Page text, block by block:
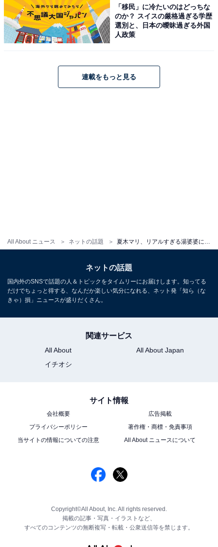
All About ニュース ネットの話題
「移民」に冷たいのはどっちな
のか？ スイスの厳格過ぎる学歴
選別と、日本の曖昧過ぎる外国
人政策
連載をもっと見る
ネットの話題
国内外のSNSで話題の人＆トピックをタイムリーにお届けします。知ってる
だけでちょっと得する、なんだか楽しい気分になれる、ネット発「知ら（な
きゃ）損」ニュースが盛りだくさん。
関連サービス
All About
All About Japan
イチオシ
サイト情報
会社概要
広告掲載
プライバシーポリシー
著作権・商標・免責事項
当サイトの情報についての注意
All About ニュースについて
Copyright©All About, Inc. All rights reserved.
掲載の記事・写真・イラストなど、
すべてのコンテンツの無断複写・転載・公衆送信等を禁じます。